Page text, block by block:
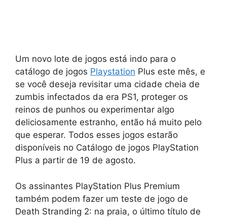
Um novo lote de jogos está indo para o
catálogo de jogos Playstation Plus este mês, e
se você deseja revisitar uma cidade cheia de
zumbis infectados da era PS1, proteger os
reinos de punhos ou experimentar algo
deliciosamente estranho, então há muito pelo
que esperar. Todos esses jogos estarão
disponíveis no Catálogo de jogos PlayStation
Plus a partir de 19 de agosto.
Os assinantes PlayStation Plus Premium
também podem fazer um teste de jogo de
Death Stranding 2: na praia, o último título de